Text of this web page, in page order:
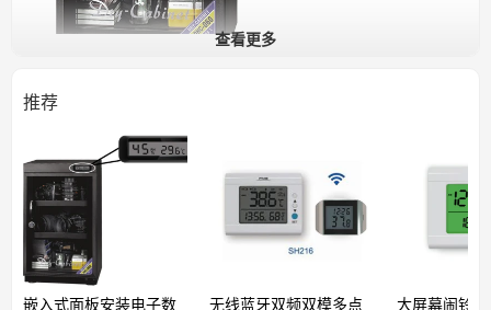
长方形面板结构容易将它安装到机电设备中，作为
恒温或恒湿控制器。通过蓝色背光显示屏触摸设置
温度或湿度控制阈值，配备USB端口，外接电源及
输出控制信号。
功能特性
■嵌入式面板安装方式
■蓝色背光触摸显示屏
■触摸按键设置温湿度控制阈值
查看更多
推荐
嵌入式面板安装电子数 无线蓝牙双频双模多点 大屏幕闹铃